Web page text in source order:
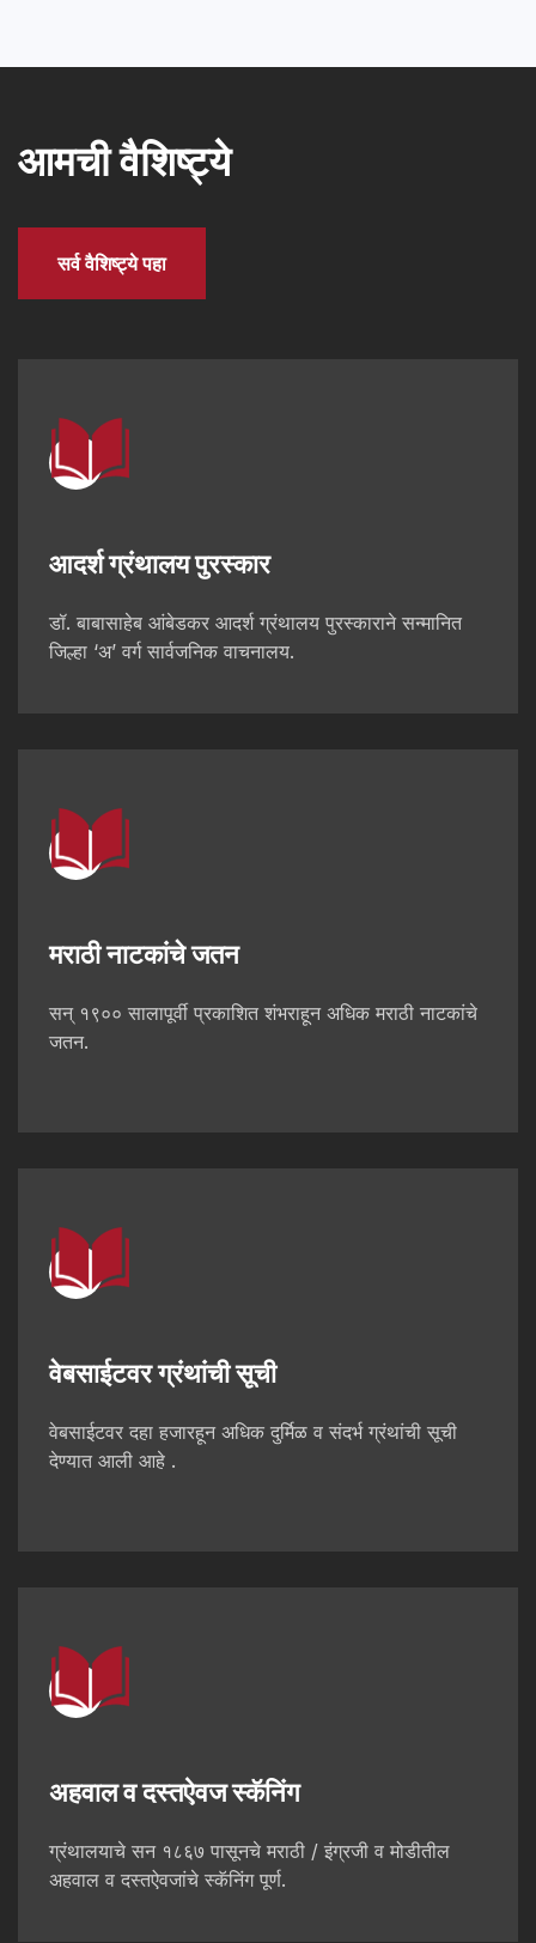
आमची वैशिष्ट्ये
सर्व वैशिष्ट्ये पहा
आदर्श ग्रंथालय पुरस्कार
डॉ. बाबासाहेब आंबेडकर आदर्श ग्रंथालय पुरस्काराने सन्मानित
जिल्हा ‘अ’ वर्ग सार्वजनिक वाचनालय.
मराठी नाटकांचे जतन
सन् १९०० सालापूर्वी प्रकाशित शंभराहून अधिक मराठी नाटकांचे
जतन.
वेबसाईटवर ग्रंथांची सूची
वेबसाईटवर दहा हजारहून अधिक दुर्मिळ व संदर्भ ग्रंथांची सूची
देण्यात आली आहे .
अहवाल व दस्तऐवज स्कॅनिंग
ग्रंथालयाचे सन १८६७ पासूनचे मराठी / इंग्रजी व मोडीतील
अहवाल व दस्तऐवजांचे स्कॅनिंग पूर्ण.